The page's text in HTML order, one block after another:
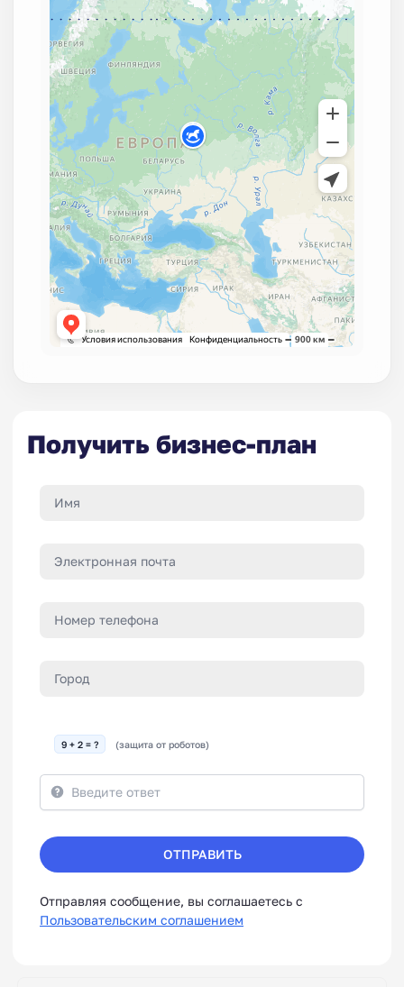
Получить бизнес-план
9 + 2 = ? (защита от роботов)
ОТПРАВИТЬ
Отправляя сообщение, вы соглашаетесь с
Пользовательским соглашением